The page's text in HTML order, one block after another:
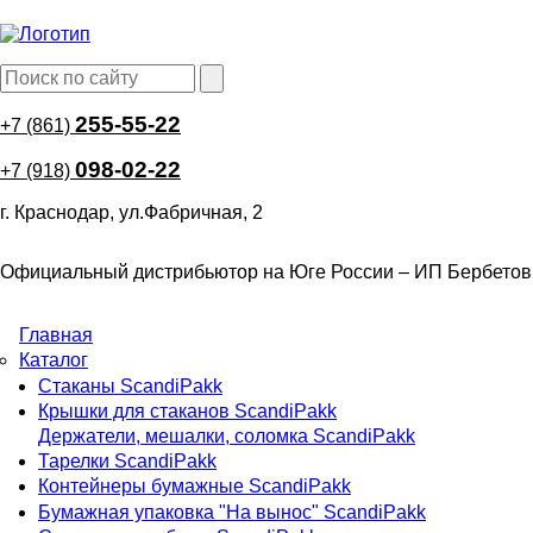
Перейти
основному
содержанию
+7 (861) 255-55-22
+7 (918) 098-02-22
г. Краснодар, ул.Фабричная, 2
Официальный дистрибьютор на Юге России – ИП
Основная
навигация
Главная
Каталог
Стаканы ScandiPakk
Крышки для стаканов ScandiPakk
Держатели, мешалки, соломка ScandiPakk
Тарелки ScandiPakk
Контейнеры бумажные ScandiPakk
Бумажная упаковка "На вынос" ScandiPakk